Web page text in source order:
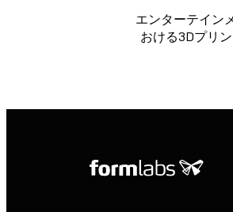
エンターテイン
おける3Dプリ